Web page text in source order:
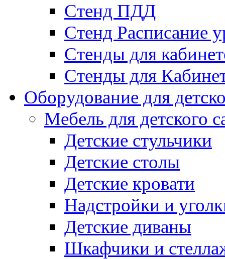
Стенд ПДД
Стенд Расписание
Стенды для
Стенды для
Оборудование для
Мебель для детского
Детские стульчики
Детские столы
Детские кровати
Надстройки и
Детские диваны
Шкафчики и